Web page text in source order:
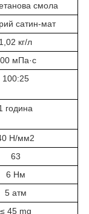
смола
сатин-мат
1,02 кг/л
мПа·с
100:25
година
Н/мм2
63
6 Нм
5 атм
≤ 45 mg